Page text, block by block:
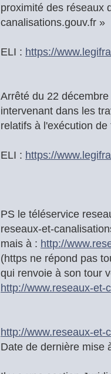
proximité des réseaux
canalisations.gouv.fr »
ELI : https://
Arrêté du 22
intervenant dans les
relatifs à l'exécution
ELI : https://
PS le téléservice
reseaux-et-
mais à : http://
(https ne répond pas
qui renvoie à son tour
http://www.reseaux-
http://www.reseaux-et-
Date de dernière mise